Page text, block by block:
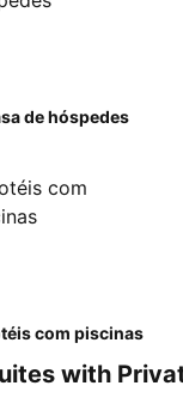
de hóspedes
com piscinas
with